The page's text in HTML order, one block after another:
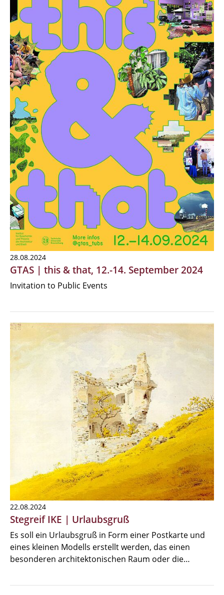
28.08.2024
GTAS | this & that, 12.-14. September 2024
Invitation to Public Events
22.08.2024
Stegreif IKE | Urlaubsgruß
Es soll ein Urlaubsgruß in Form einer Postkarte und
eines kleinen Modells erstellt werden, das einen
besonderen architektonischen Raum oder die…